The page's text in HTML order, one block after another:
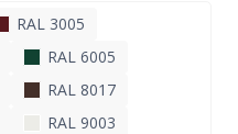
RAL 3005
RAL 6005
RAL 8017
RAL 9003